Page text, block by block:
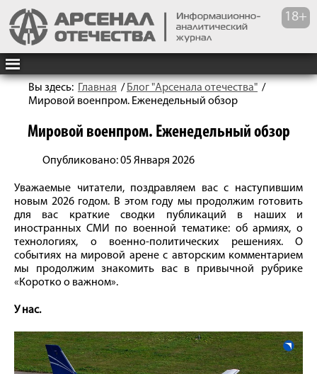
Вы здесь: Главная / Блог "Арсенала отечества" /
Мировой военпром. Еженедельный обзор
Мировой военпром. Еженедельный обзор
Опубликовано: 05 Января 2026
Уважаемые читатели, поздравляем вас с наступившим
новым 2026 годом. В этом году мы продолжим готовить
для вас краткие сводки публикаций в наших и
иностранных СМИ по военной тематике: об армиях, о
технологиях, о военно-политических решениях. О
событиях на мировой арене с авторским комментарием
мы продолжим знакомить вас в привычной рубрике
«Коротко о важном».
У нас.